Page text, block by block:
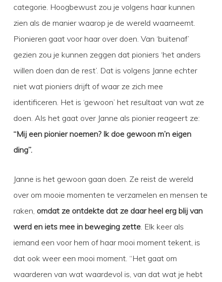
categorie. Hoogbewust zou je volgens haar kunnen
zien als de manier waarop je de wereld waarneemt.
Pionieren gaat voor haar over doen. Van ‘buitenaf’
gezien zou je kunnen zeggen dat pioniers ‘het anders
willen doen dan de rest’. Dat is volgens Janne echter
niet wat pioniers drijft of waar ze zich mee
identificeren. Het is ‘gewoon’ het resultaat van wat ze
doen. Als het gaat over Janne als pionier reageert ze:
“Mij een pionier noemen? Ik doe gewoon m’n eigen
ding”.
Janne is het gewoon gaan doen. Ze reist de wereld
over om mooie momenten te verzamelen en mensen te
raken, omdat ze ontdekte dat ze daar heel erg blij van
werd en iets mee in beweging zette. Elk keer als
iemand een voor hem of haar mooi moment tekent, is
dat ook weer een mooi moment. “Het gaat om
waarderen van wat waardevol is, van dat wat je hebt